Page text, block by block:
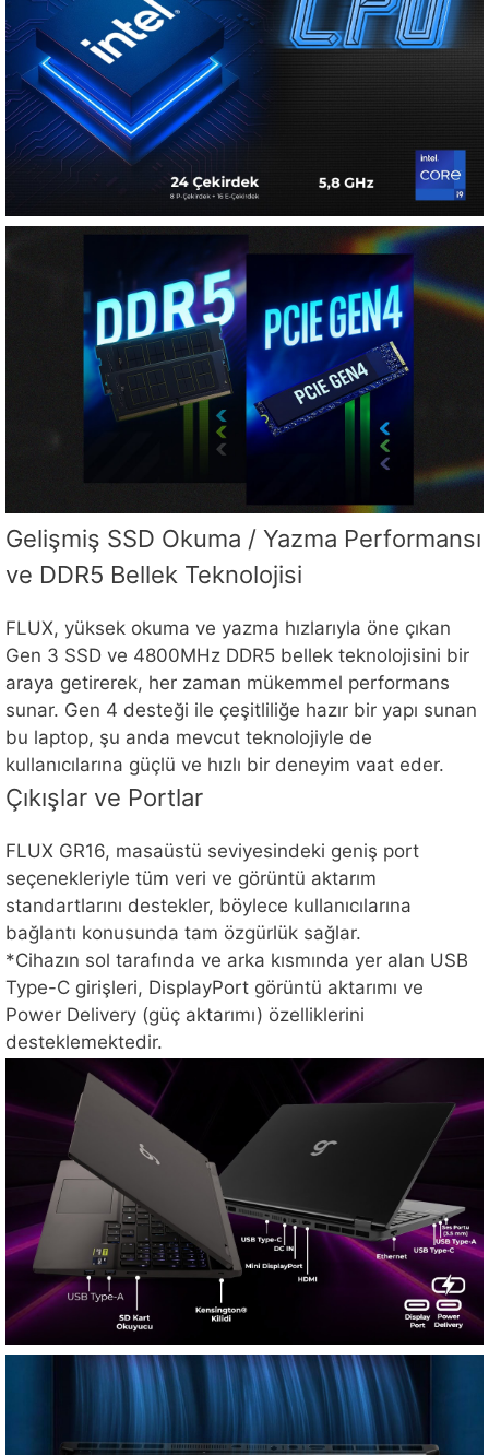
Gelişmiş SSD Okuma / Yazma Performansı
ve DDR5 Bellek Teknolojisi
FLUX, yüksek okuma ve yazma hızlarıyla öne çıkan
Gen 3 SSD ve 4800MHz DDR5 bellek teknolojisini bir
araya getirerek, her zaman mükemmel performans
sunar. Gen 4 desteği ile çeşitliliğe hazır bir yapı sunan
bu laptop, şu anda mevcut teknolojiyle de
kullanıcılarına güçlü ve hızlı bir deneyim vaat eder.
Çıkışlar ve Portlar
FLUX GR16, masaüstü seviyesindeki geniş port
seçenekleriyle tüm veri ve görüntü aktarım
standartlarını destekler, böylece kullanıcılarına
bağlantı konusunda tam özgürlük sağlar.
*Cihazın sol tarafında ve arka kısmında yer alan USB
Type-C girişleri, DisplayPort görüntü aktarımı ve
Power Delivery (güç aktarımı) özelliklerini
desteklemektedir.